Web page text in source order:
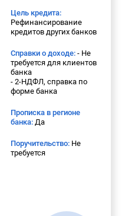
Цель кредита:
Рефинансирование
кредитов других банков
Справки о доходе: - Не
требуется для клиентов
банка
- 2-НДФЛ, справка по
форме банка
Прописка в регионе
банка: Да
Поручительство: Не
требуется